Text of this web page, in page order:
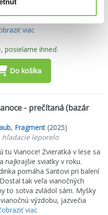
viac
posielame ihneď.
Do košíka
- prečítaná (bazár
, Fragment (2025)
hľadacie leporelo
tu Vianoce! Zvieratká v lese sa
najkrajšie sviatky v roku.
pomáha Santovi pri balení
tak veľa vianočných
to sotva zvládol sám. Myšky
výzdobu, jazvečia
viac